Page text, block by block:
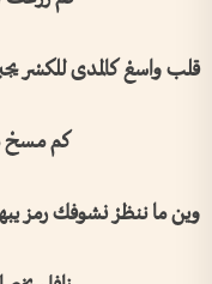
قلب واسعْ كالمدى للكسْر
كم مسحْ من همْ
وين ما ننظرْ نشوفك رمز